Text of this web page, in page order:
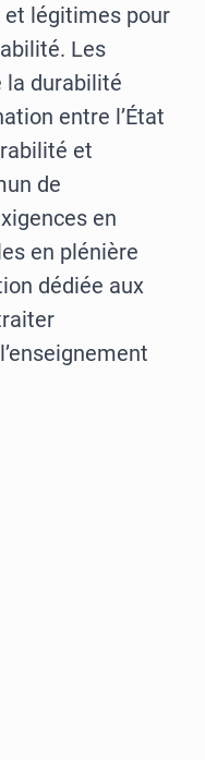
et légitimes pour
Les
la durabilité
entre l’État
et
de
en
en plénière
dédiée aux